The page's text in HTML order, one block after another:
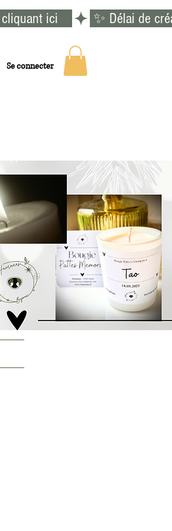
cliquant ici
Se connecter